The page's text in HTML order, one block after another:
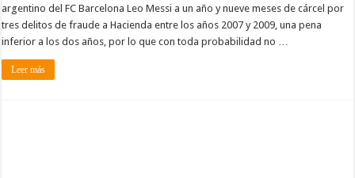
argentino del FC Barcelona Leo Messi a un año y nueve meses de cárcel por
tres delitos de fraude a Hacienda entre los años 2007 y 2009, una pena
inferior a los dos años, por lo que con toda probabilidad no …
Leer más